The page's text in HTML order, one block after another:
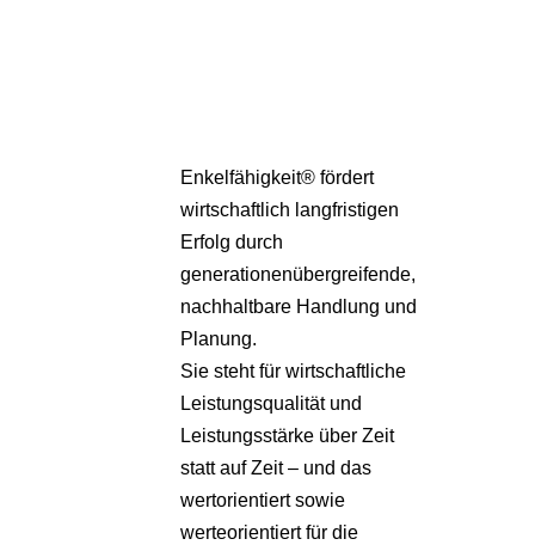
Enkelfähigkeit® fördert
wirtschaftlich langfristigen
Erfolg durch
generationenübergreifende,
nachhaltbare Handlung und
Planung.
Sie steht für wirtschaftliche
Leistungsqualität und
Leistungsstärke über Zeit
statt auf Zeit – und das
wertorientiert sowie
werteorientiert für die